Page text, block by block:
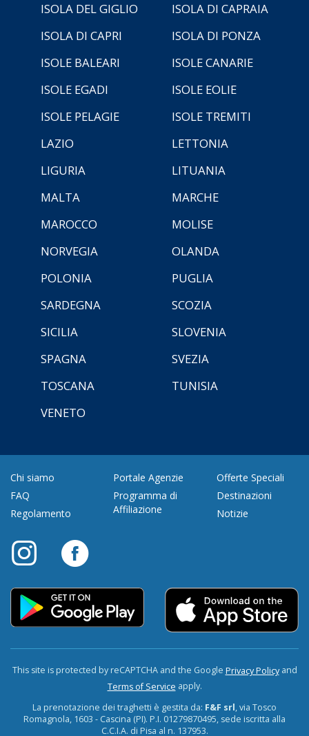
ISOLA DEL GIGLIO
ISOLA DI CAPRAIA
ISOLA DI CAPRI
ISOLA DI PONZA
ISOLE BALEARI
ISOLE CANARIE
ISOLE EGADI
ISOLE EOLIE
ISOLE PELAGIE
ISOLE TREMITI
LAZIO
LETTONIA
LIGURIA
LITUANIA
MALTA
MARCHE
MAROCCO
MOLISE
NORVEGIA
OLANDA
POLONIA
PUGLIA
SARDEGNA
SCOZIA
SICILIA
SLOVENIA
SPAGNA
SVEZIA
TOSCANA
TUNISIA
VENETO
Chi siamo
FAQ
Regolamento
Portale Agenzie
Programma di
Affiliazione
Offerte Speciali
Destinazioni
Notizie
This site is protected by reCAPTCHA and the Google Privacy Policyand
Terms of Service apply.
La prenotazione dei traghetti è gestita da: F&F srl, via Tosco
Romagnola, 1603 - Cascina (PI). P.I. 01279870495, sede iscritta alla
C.C.I.A. di Pisa al n. 137953.